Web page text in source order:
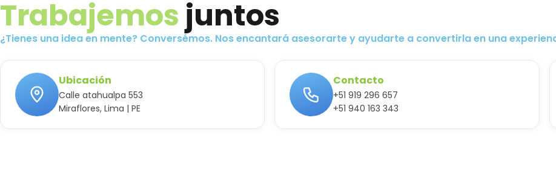
¡Contáctanos!
Trabajemos juntos
¿Tienes una idea en mente? Conversémos. Nos encantará asesorarte y ayudarte a convertirla en una
Ubicación
Calle atahualpa 553
Miraflores, Lima | PE
Contacto
+51 919 296 657
+51 940 163 343